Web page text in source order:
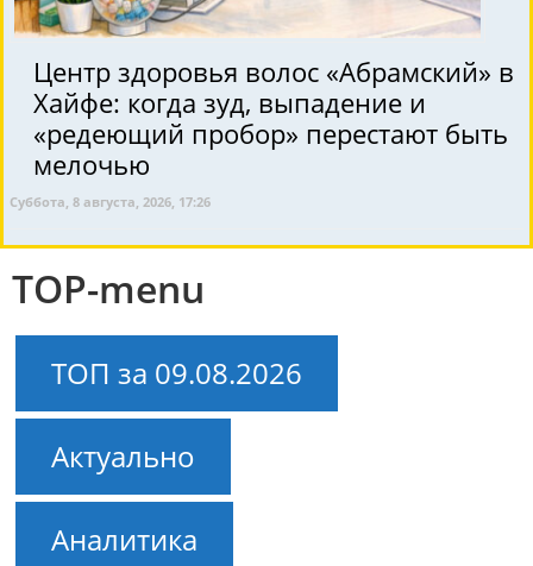
Центр здоровья волос «Абрaмский» в
Хайфе: когда зуд, выпадение и
«редеющий пробор» перестают быть
мелочью
Суббота, 8 августа, 2026, 17:26
TOP-menu
ТОП за 09.08.2026
Актуально
Аналитика